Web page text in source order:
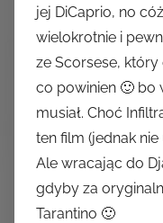
jej DiCaprio, no
wielokrotnie i
ze Scorsese, który
co powinien 🙂 bo
musiał. Choć
ten film (jednak
Ale wracając do
gdyby za
Tarantino 🙂